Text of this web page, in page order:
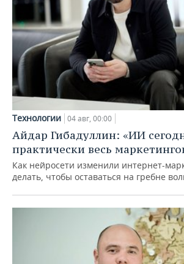
Технологии 04 авг, 00:00
Айдар Гибадуллин: «ИИ
практически весь
Как нейросети изменили интернет-
делать, чтобы оставаться на гребне